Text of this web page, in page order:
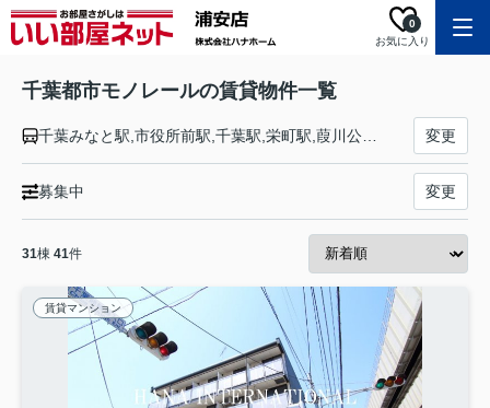
お気に入り
0
千葉都市モノレールの賃貸物件一覧
変更
募集中 変更
31棟 41件
賃貸マンション